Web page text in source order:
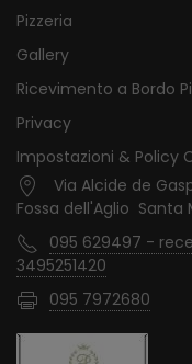
Pizzeria
Gallery
Ricevimento a Bordo
Privacy
Impostazioni & Policy
Via Alcide de
Fossa dell'Aglio
095 629497 -
3495251420
095 7972680